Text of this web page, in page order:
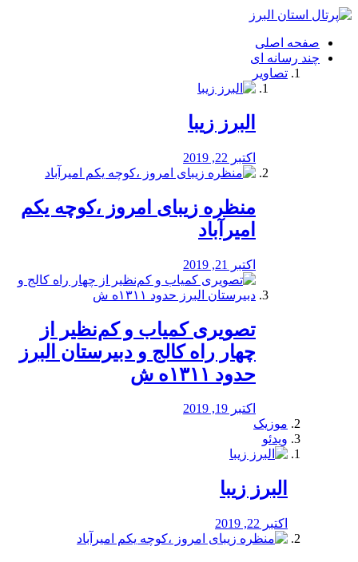
فصد
شرق
تهران
خشکشویی
صفحه اصلی
چند رسانه ای
تصاویر
البرز زیبا
اکتبر 22, 2019
منظره‌‌ زیبای امروز ،کوچه یکم
امیرآباد
اکتبر 21, 2019
️تصویری کمیاب و کم‌نظیر از
چهار راه كالج و دبيرستان البرز
حدود ۱۳۱۱ه ش
اکتبر 19, 2019
موزیک
ویدئو
البرز زیبا
اکتبر 22, 2019